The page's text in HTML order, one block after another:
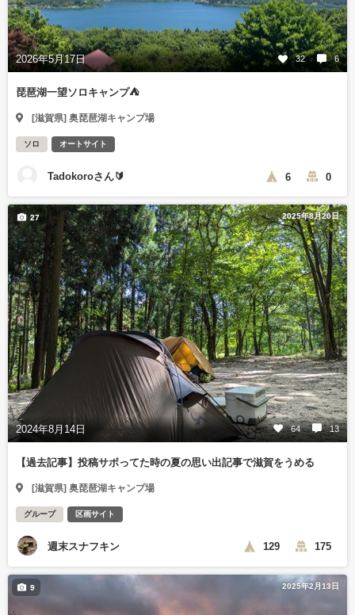
2026年5月17日 32 6
琵琶湖一望ソロキャンプ⛺️
[滋賀県] 奥琵琶湖キャンプ場
ソロ オートサイト
Tadokoroさん🔰 6 0
2025年8月20日
2024年8月14日 64 13
27
【過去記事】投稿サボってた時の夏の思い出記事で滋賀をうめる
[滋賀県] 奥琵琶湖キャンプ場
グループ 区画サイト
週末スナフキン 129 175
2025年2月13日
9